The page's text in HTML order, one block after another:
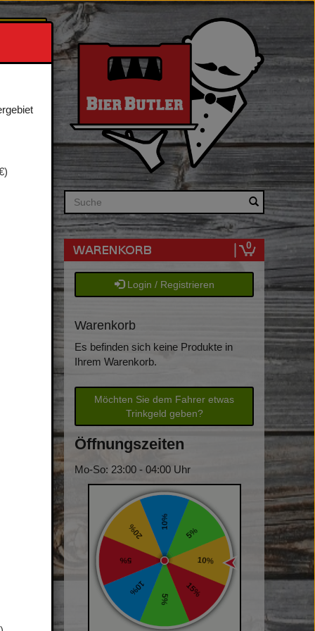
Ihn
Search
0
Login / Registrieren
Warenkorb
Es befinden sich keine Produkte in
Ihrem Warenkorb.
Möchten Sie dem Fahrer etwas
Trinkgeld geben?
Öffnungszeiten
Mo-So: 23:00 - 04:00 Uhr